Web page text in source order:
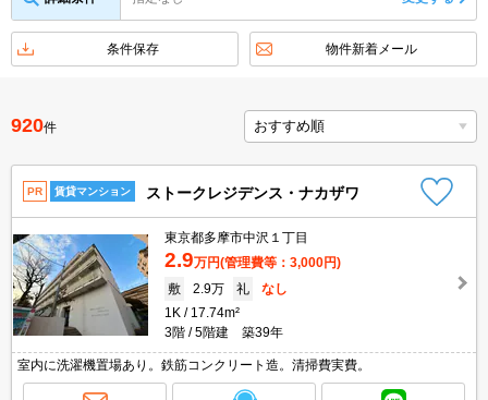
不動産会社から
条件保存 物件新着メール
920件
PR 賃貸マンション ストークレジデンス・ナカザワ
東京都多摩市中沢１丁目
2.9万円(管理費等：3,000円)
敷
2.9万 礼
なし
1K
17.74m²
3階
5階建 築39年
室内に洗濯機置場あり。鉄筋コンクリート造。清掃費実費。